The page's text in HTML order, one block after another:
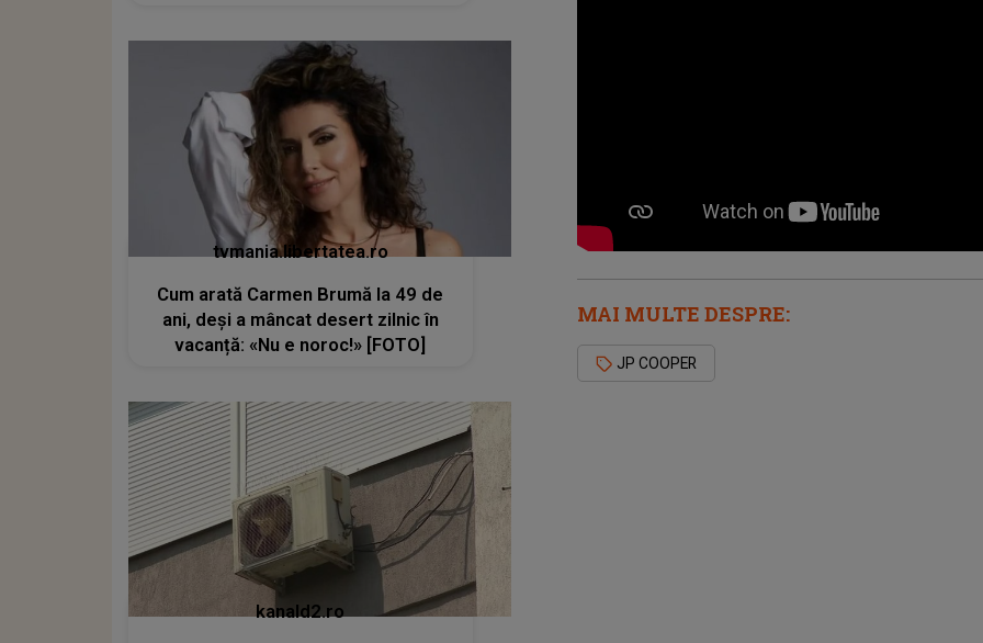
MAI MULTE DESPRE:
JP COOPER
tvmania.libertatea.ro
Cum arată Carmen Brumă la 49 de
ani, deși a mâncat desert zilnic în
vacanță: «Nu e noroc!» [FOTO]
kanald2.ro